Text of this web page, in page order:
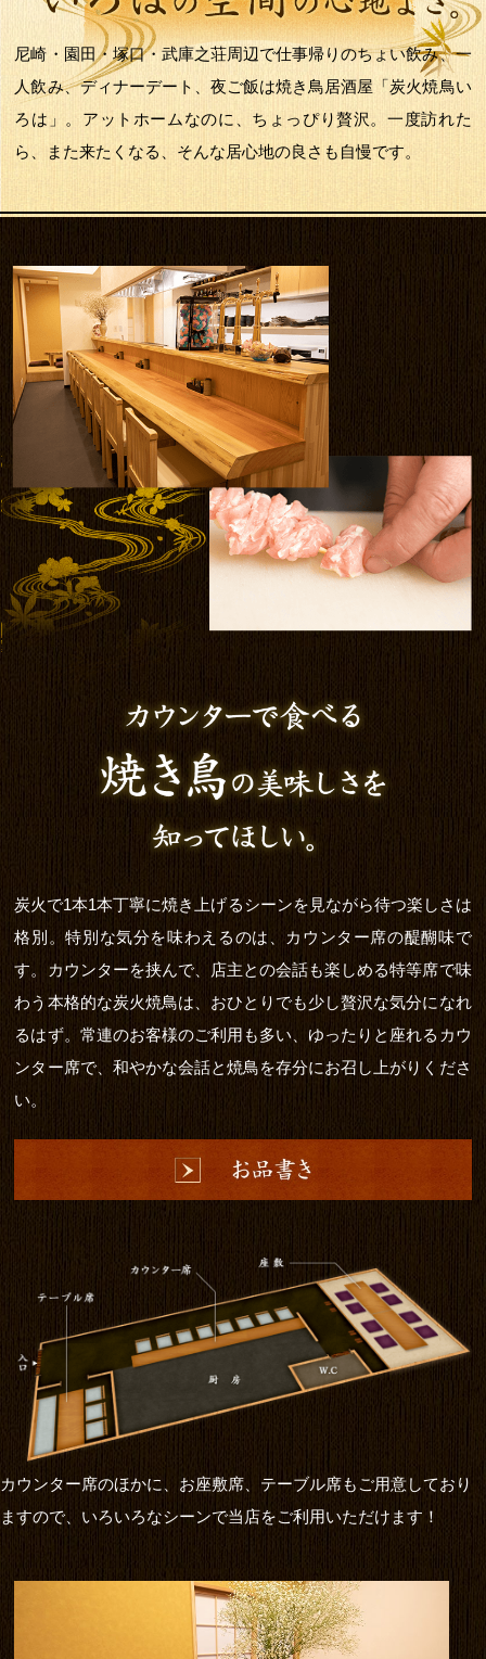
尼崎・園田・塚口・武庫之荘周辺で仕事帰りのちょい飲み、一
人飲み、ディナーデート、夜ご飯は焼き鳥居酒屋「炭火焼鳥い
ろは」。アットホームなのに、ちょっぴり贅沢。一度訪れた
ら、また来たくなる、そんな居心地の良さも自慢です。
炭火で1本1本丁寧に焼き上げるシーンを見ながら待つ楽しさは
格別。特別な気分を味わえるのは、カウンター席の醍醐味で
す。カウンターを挟んで、店主との会話も楽しめる特等席で味
わう本格的な炭火焼鳥は、おひとりでも少し贅沢な気分になれ
るはず。常連のお客様のご利用も多い、ゆったりと座れるカウ
ンター席で、和やかな会話と焼鳥を存分にお召し上がりくださ
い。
カウンター席のほかに、お座敷席、テーブル席もご用意しており
ますので、いろいろなシーンで当店をご利用いただけます！